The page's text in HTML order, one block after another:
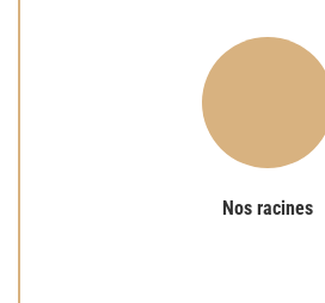
Nos racines
Nos racines
Fondée en 1935, notre
tradition